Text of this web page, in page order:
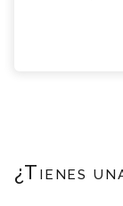
¿Tienes